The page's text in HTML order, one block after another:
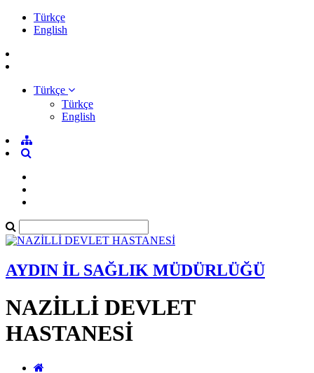
Türkçe
English
Türkçe
Türkçe
English
AYDIN İL SAĞLIK MÜDÜRLÜĞÜ
NAZİLLİ DEVLET
HASTANESİ